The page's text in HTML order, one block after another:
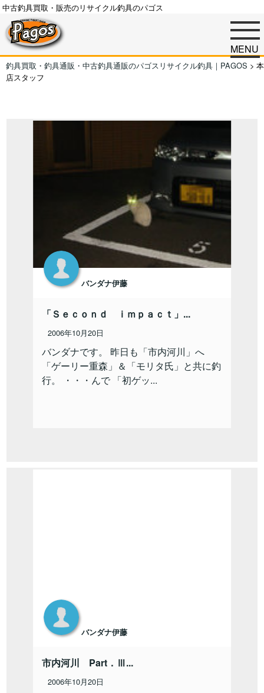
中古釣具買取・販売のリサイクル釣具のパゴス
MENU
釣具買取・釣具通販・中古釣具通販のパゴスリサイクル釣具｜PAGOS > 本
店スタッフ
バンダナ伊藤
「Ｓｅｃｏｎｄ ｉｍｐａｃｔ」...
2006年10月20日
バンダナです。 昨日も「市内河川」へ
「ゲーリー重森」＆「モリタ氏」と共に釣
行。 ・・・んで 「初ゲッ...
バンダナ伊藤
市内河川 Part．Ⅲ...
2006年10月20日